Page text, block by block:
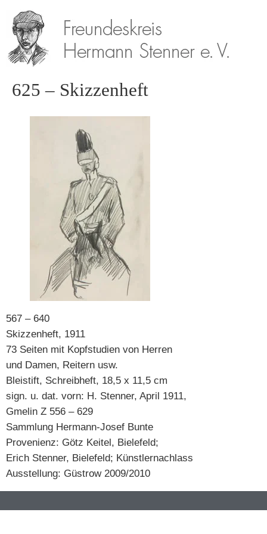
625 – Skizzenheft
567 – 640
Skizzenheft, 1911
73 Seiten mit Kopfstudien von Herren
und Damen, Reitern usw.
Bleistift, Schreibheft, 18,5 x 11,5 cm
sign. u. dat. vorn: H. Stenner, April 1911,
Gmelin Z 556 – 629
Sammlung Hermann-Josef Bunte
Provenienz: Götz Keitel, Bielefeld;
Erich Stenner, Bielefeld; Künstlernachlass
Ausstellung: Güstrow 2009/2010